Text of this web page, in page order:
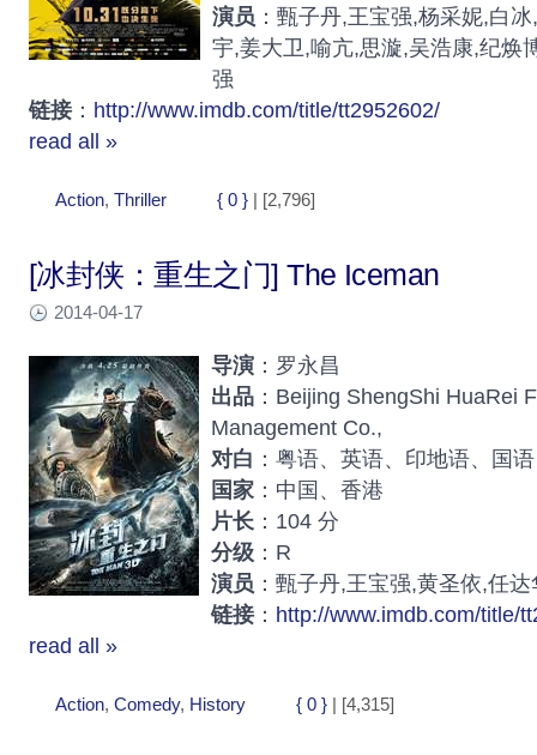
演员 ：甄子丹,王宝强,杨采妮,白
宇,姜大卫,喻亢,思漩,吴浩康,纪焕
强
链接 ： http://www.imdb.com/title/tt2952602/
read all »
Action, Thriller { 0 } | [2,796]
[冰封侠：重生之门] The Iceman
2014-04-17
导演 ：罗永昌
出品 ：Beijing ShengShi HuaRei
Management Co.,
对白 ：粤语、英语、印地语、国语
国家 ：中国、香港
片长 ：104 分
分级 ：R
演员 ：甄子丹,王宝强,黄圣依,任
链接 ： http://www.imdb.com/title/
read all »
Action, Comedy, History { 0 } | [4,315]